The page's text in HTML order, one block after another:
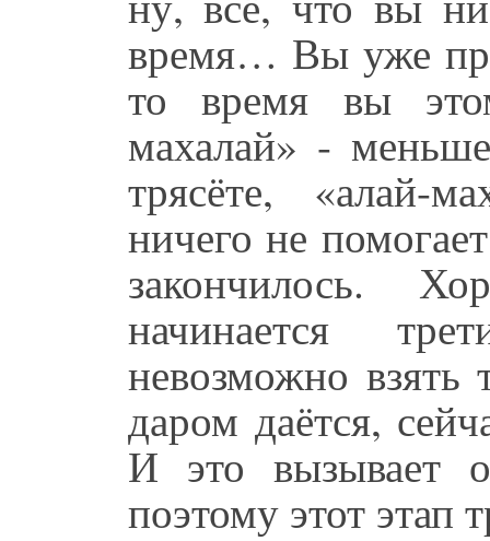
время… Вы уже
то время вы
махалай» -
трясёте, «алай-
ничего не
закончилось.
начинается
невозможно взять
даром даётся,
И это вызывает
поэтому этот этап